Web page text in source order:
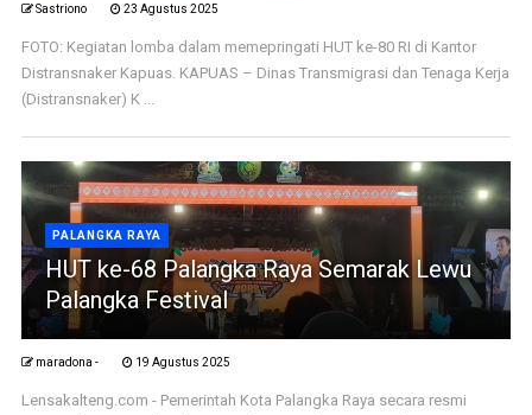
Sastriono 23 Agustus 2025
FOTO: Kegiatan lomba dalam memepringati HUT ke-80 RI di Kantor
Distransnaker Kapuas. KAPUAS – Dinas Transmigrasi dan Tenaga Kerja
(Distransnaker) K ...
PALANGKA RAYA
HUT ke-68 Palangka Raya Semarak Lewu
Palangka Festival
maradona - 19 Agustus 2025
Lensakalteng.com - Pemerintah Kota Palangka Raya secara resmi